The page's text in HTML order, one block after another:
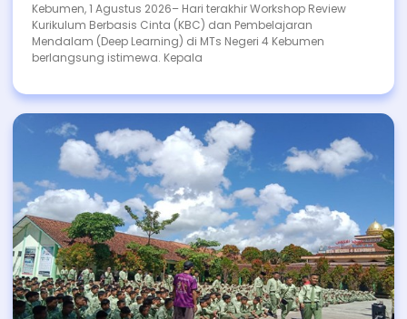
Kebumen, 1 Agustus 2026– Hari terakhir Workshop Review
Kurikulum Berbasis Cinta (KBC) dan Pembelajaran
Mendalam (Deep Learning) di MTs Negeri 4 Kebumen
berlangsung istimewa. Kepala